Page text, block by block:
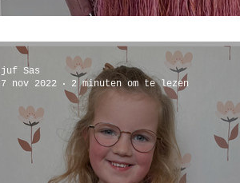
juf Sas
7 nov 2022
2 minuten om te lezen